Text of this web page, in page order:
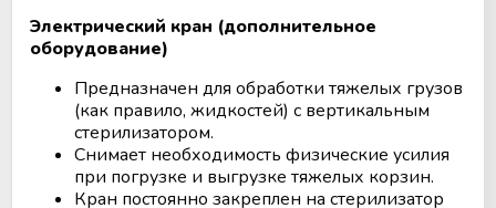
Электрический кран (дополнительное
оборудование)
Предназначен для обработки тяжелых грузов
(как правило, жидкостей) с вертикальным
стерилизатором.
Снимает необходимость физические усилия
при погрузке и выгрузке тяжелых корзин.
Кран постоянно закреплен на стерилизатор